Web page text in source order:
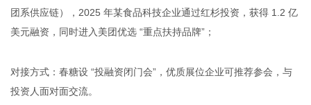
团系供应链），2025 年某食品科技企业通过红杉投资，获得 1.2 亿
美元融资，同时进入美团优选 “重点扶持品牌”；
对接方式：春糖设 “投融资闭门会”，优质展位企业可推荐参会，与
投资人面对面交流。